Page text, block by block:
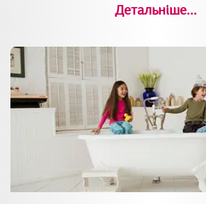
Детальніше...